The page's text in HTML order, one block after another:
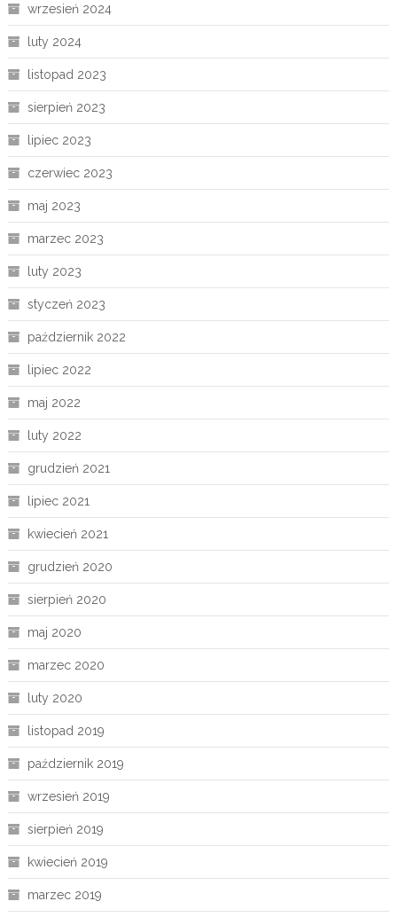
wrzesień 2024
luty 2024
listopad 2023
sierpień 2023
lipiec 2023
czerwiec 2023
maj 2023
marzec 2023
luty 2023
styczeń 2023
październik 2022
lipiec 2022
maj 2022
luty 2022
grudzień 2021
lipiec 2021
kwiecień 2021
grudzień 2020
sierpień 2020
maj 2020
marzec 2020
luty 2020
listopad 2019
październik 2019
wrzesień 2019
sierpień 2019
kwiecień 2019
marzec 2019